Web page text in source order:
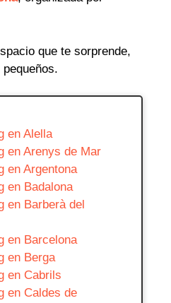
que te sorprende,
en Alella
en Arenys de Mar
en Argentona
en Badalona
en Barberà del
en Barcelona
en Berga
en Cabrils
en Caldes de